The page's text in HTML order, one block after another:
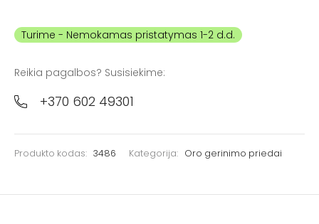
Turime
Reikia pagalbos? Susisiekime:
+370 602 49301
Produkto kodas: 3486 Kategorija: Oro gerinimo priedai